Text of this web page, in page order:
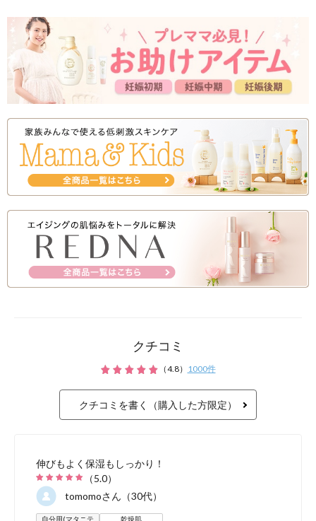
オイルタイプの製品によ
水分量を大幅に高めるこ
ュラルマーククリームを
クチコミ
（4.8） 1000件
クチコミを書く（購入した方限定）
伸びもよく保湿もしっかり！
（5.0）
tomomoさん（30代）
自分用(マタニテ 乾燥肌